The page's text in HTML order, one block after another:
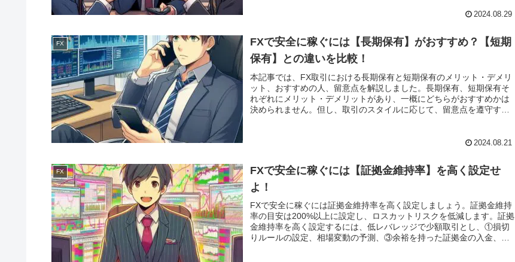
2024.08.29
FX
FXで安全に稼ぐには【長期保有】がおすすめ？【短期
保有】との違いを比較！
本記事では、FX取引における長期保有と短期保有のメリット・デメリ
ット、おすすめの人、留意点を解説しました。長期保有、短期保有そ
れぞれにメリット・デメリットがあり、一概にどちらがおすすめかは
決められません。但し、取引のスタイルに応じて、留意点を遵守すれ
2024.08.21
FX
FXで安全に稼ぐには【証拠金維持率】を高く設定せ
よ！
FXで安全に稼ぐには証拠金維持率を高く設定しましょう。証拠金維持
率の目安は200%以上に設定し、ロスカットリスクを低減します。証拠
金維持率を高く設定するには、低レバレッジで少額取引とし、①損切
りルールの設定、相場変動の予測、③余裕を持った証拠金の入金、④